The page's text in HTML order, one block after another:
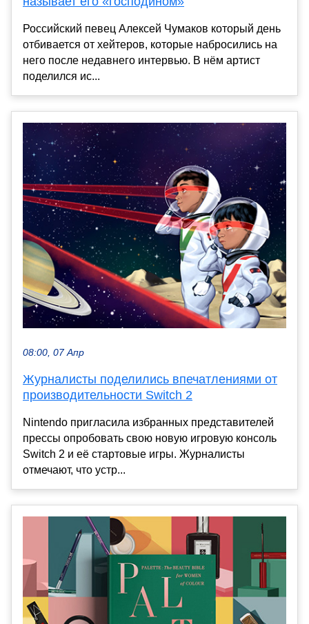
Российский певец Алексей Чумаков который день
отбивается от хейтеров, которые набросились на
него после недавнего интервью. В нём артист
поделился ис...
08:00, 07 Апр
Журналисты поделились впечатлениями от
производительности Switch 2
Nintendo пригласила избранных представителей
прессы опробовать свою новую игровую консоль
Switch 2 и её стартовые игры. Журналисты
отмечают, что устр...